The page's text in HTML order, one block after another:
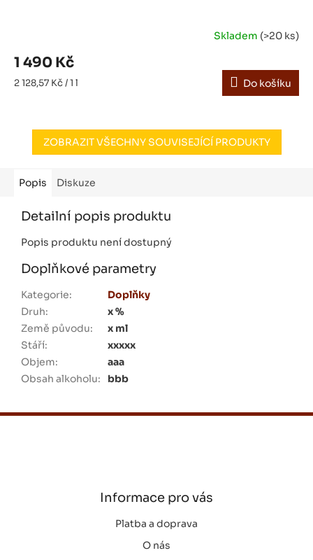
Skladem (>20 ks)
1 490 Kč
Měrná
2 128,57 Kč / 1 l Do košíku
ZOBRAZIT VŠECHNY SOUVISEJÍCÍ PRODUKTY
Popis Diskuze
Detailní popis produktu
Popis produktu není dostupný
Doplňkové parametry
Kategorie:
Doplňky
Druh:
x %
Země původu:
x ml
Stáří:
xxxxx
Objem:
aaa
Obsah alkoholu: bbb
Z
Informace pro vás
Platba a doprava
O nás